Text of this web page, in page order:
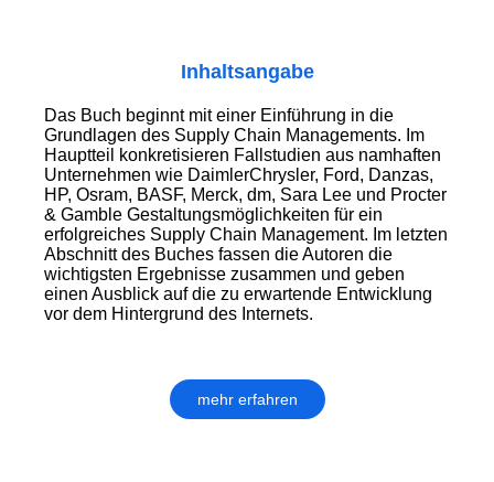
Inhaltsangabe
Das Buch beginnt mit einer Einführung in die
Grundlagen des Supply Chain Managements. Im
Hauptteil konkretisieren Fallstudien aus namhaften
Unternehmen wie DaimlerChrysler, Ford, Danzas,
HP, Osram, BASF, Merck, dm, Sara Lee und Procter
& Gamble Gestaltungsmöglichkeiten für ein
erfolgreiches Supply Chain Management. Im letzten
Abschnitt des Buches fassen die Autoren die
wichtigsten Ergebnisse zusammen und geben
einen Ausblick auf die zu erwartende Entwicklung
vor dem Hintergrund des Internets.
mehr erfahren